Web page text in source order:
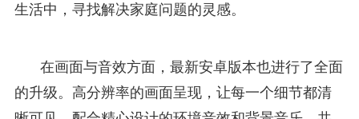
生活中，寻找解决家庭问题的灵感。
在画面与音效方面，最新安卓版本也进行了全面
的升级。高分辨率的画面呈现，让每一个细节都清